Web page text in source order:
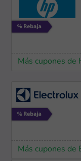
Más cupones de
Más cupones de